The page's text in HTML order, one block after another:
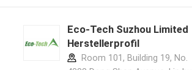
Eco-Tech Suzhou Limited
Herstellerprofil
Room 101, Building 19, No.